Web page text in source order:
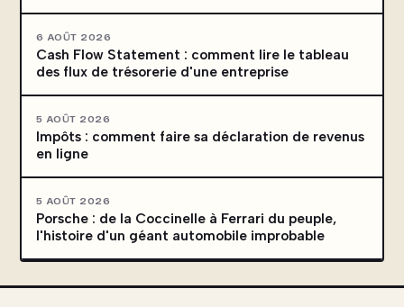
6 AOÛT 2026
Cash Flow Statement : comment lire le tableau
des flux de trésorerie d'une entreprise
5 AOÛT 2026
Impôts : comment faire sa déclaration de revenus
en ligne
5 AOÛT 2026
Porsche : de la Coccinelle à Ferrari du peuple,
l'histoire d'un géant automobile improbable